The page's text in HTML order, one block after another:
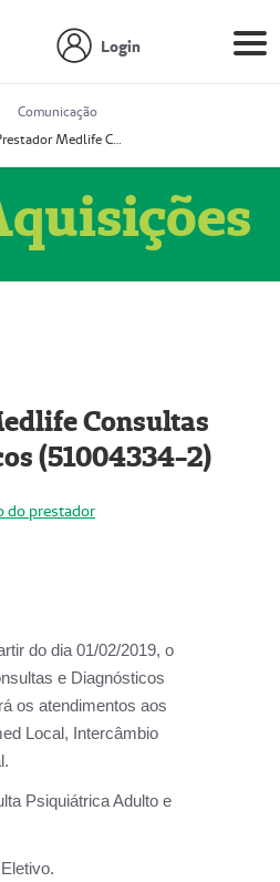
Login
Comunicação
Prestador Medlife Consultas e Diagnósticos (51004334-2)
Consultas
(51004334-2)
do prestador
do dia 01/02/2019, o
e Diagnósticos
os atendimentos aos
Local, Intercâmbio
Psiquiátrica Adulto e
Eletivo.